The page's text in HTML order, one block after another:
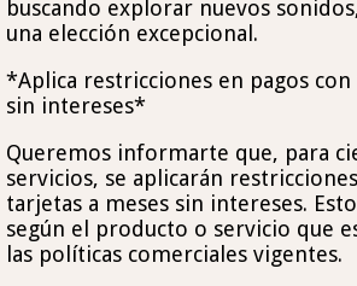
buscando explorar nuevos
una elección excepcional.
*Aplica restricciones en pagos
sin intereses*
Queremos informarte que, para
servicios, se aplicarán
tarjetas a meses sin intereses.
según el producto o servicio que
las políticas comerciales vigentes.